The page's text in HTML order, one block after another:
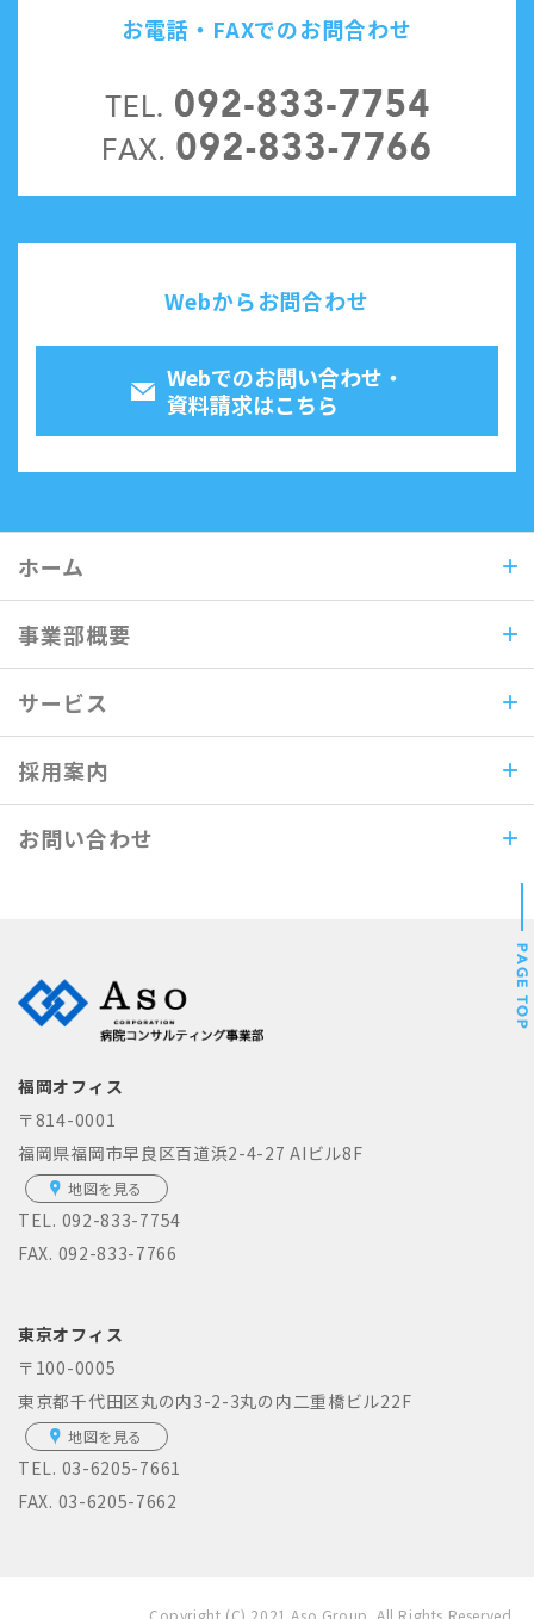
お電話・FAXでのお問合わせ
Webからお問合わせ
Webでのお問い合わせ・
資料請求はこちら
ホーム
事業部概要
サービス
採用案内
お問い合わせ
福岡オフィス
〒814-0001
福岡県福岡市早良区百道浜2-4-27 AIビル8F
地図を見る
TEL. 092-833-7754
FAX. 092-833-7766
東京オフィス
〒100-0005
東京都千代田区丸の内3-2-3丸の内二重橋ビル22F
地図を見る
TEL. 03-6205-7661
FAX. 03-6205-7662
Copyright (C) 2021 Aso Group. All Rights Reserved.